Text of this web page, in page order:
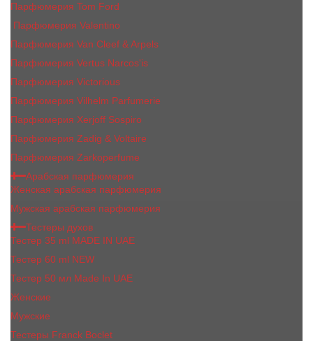
Парфюмерия Tom Ford
Парфюмерия Valentino
Парфюмерия Van Cleef & Arpels
Парфюмерия Vertus Narcos'is
Парфюмерия Victorious
Парфюмерия Vilhelm Parfumerie
Парфюмерия Xerjoff Sospiro
Парфюмерия Zadig & Voltaire
Парфюмерия Zarkoperfume
Арабская парфюмерия
Женская арабская парфюмерия
Мужская арабская парфюмерия
Тестеры духов
Тестер 35 ml MADE IN UAE
Тестер 60 ml NEW
Тестер 50 мл Made In UAE
Женские
Мужские
Тестеры Franck Boclet